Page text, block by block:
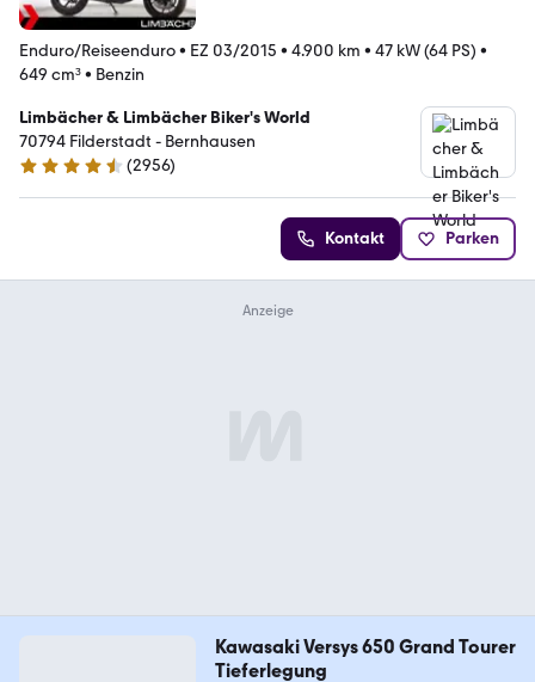
Enduro/Reiseenduro• EZ 03/2015 • 4.900 km • 47 kW (64 PS) •
649 cm³• Benzin
Limbächer & Limbächer Biker's World
70794 Filderstadt - Bernhausen
4.7 Sterne
(2956)
Kontakt Parken
Kawasaki Versys 650 Grand Tourer
Tieferlegung